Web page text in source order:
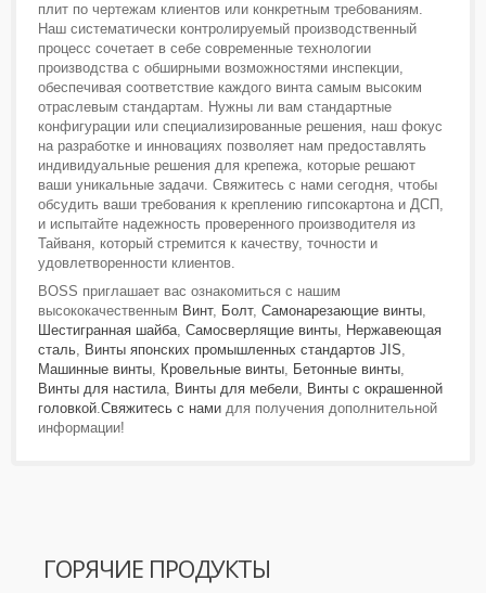
плит по чертежам клиентов или конкретным требованиям.
Наш систематически контролируемый производственный
процесс сочетает в себе современные технологии
производства с обширными возможностями инспекции,
обеспечивая соответствие каждого винта самым высоким
отраслевым стандартам. Нужны ли вам стандартные
конфигурации или специализированные решения, наш фокус
на разработке и инновациях позволяет нам предоставлять
индивидуальные решения для крепежа, которые решают
ваши уникальные задачи. Свяжитесь с нами сегодня, чтобы
обсудить ваши требования к креплению гипсокартона и ДСП,
и испытайте надежность проверенного производителя из
Тайваня, который стремится к качеству, точности и
удовлетворенности клиентов.
BOSS приглашает вас ознакомиться с нашим
высококачественным Винт, Болт, Самонарезающие винты,
Шестигранная шайба, Самосверлящие винты, Нержавеющая
сталь, Винты японских промышленных стандартов JIS,
Машинные винты, Кровельные винты, Бетонные винты,
Винты для настила, Винты для мебели, Винты с окрашенной
головкой.Свяжитесь с нами для получения дополнительной
информации!
ГОРЯЧИЕ ПРОДУКТЫ